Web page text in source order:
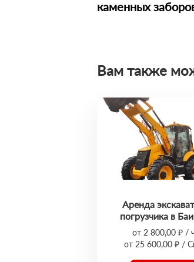
каменных
Вам также
Аренда
погрузчика в
от 2 800,00 ₽ /
от 25 600,00 ₽ /